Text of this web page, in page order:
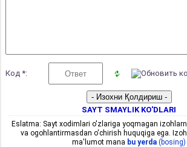
Код *:
SAYT SMAYLIK KO'DLARI
Eslatma: Sayt xodimlari o'zlariga yoqmagan
va ogohlantirmasdan o'chirish huquqiga ega.
ma'lumot mana bu yerda (bosing)